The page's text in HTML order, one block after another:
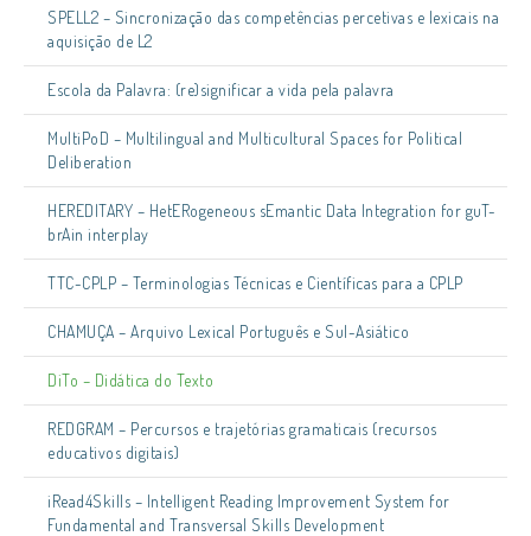
SPELL2 – Sincronização das competências percetivas e lexicais na
aquisição de L2
Escola da Palavra: (re)significar a vida pela palavra
MultiPoD – Multilingual and Multicultural Spaces for Political
Deliberation
HEREDITARY – HetERogeneous sEmantic Data Integration for guT-
brAin interplay
TTC-CPLP – Terminologias Técnicas e Científicas para a CPLP
CHAMUÇA – Arquivo Lexical Português e Sul-Asiático
DiTo – Didática do Texto
REDGRAM – Percursos e trajetórias gramaticais (recursos
educativos digitais)
iRead4Skills – Intelligent Reading Improvement System for
Fundamental and Transversal Skills Development